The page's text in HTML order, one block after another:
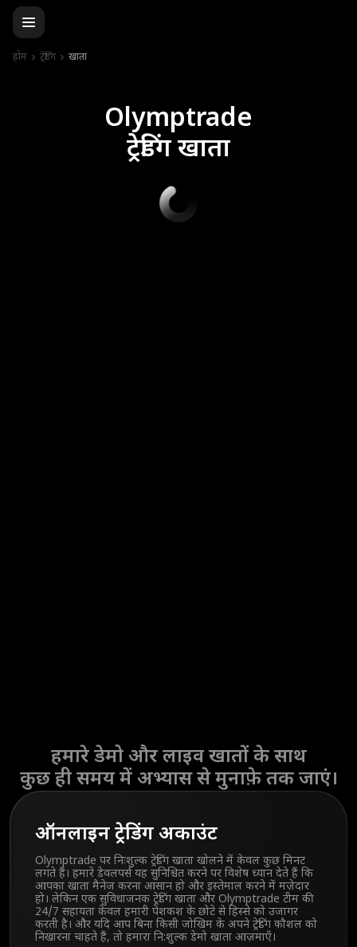
होम ट्रेडिंग खाता
Olymptrade
ट्रेडिंग खाता
हमारे डेमो और लाइव खातों के साथ
कुछ ही समय में अभ्यास से मुनाफ़े तक जाएं।
ऑनलाइन ट्रेडिंग अकाउंट
Olymptrade पर निःशुल्क ट्रेडिंग खाता खोलने में केवल कुछ मिनट
लगते हैं। हमारे डेवलपर्स यह सुनिश्चित करने पर विशेष ध्यान देते हैं कि
आपका खाता मैनेज करना आसान हो और इस्तेमाल करने में मज़ेदार
हो। लेकिन एक सुविधाजनक ट्रेडिंग खाता और Olymptrade टीम की
24/7 सहायता केवल हमारी पेशकश के छोटे से हिस्से को उजागर
करती है। और यदि आप बिना किसी जोखिम के अपने ट्रेडिंग कौशल को
निखारना चाहते हैं, तो हमारा नि:शुल्क डेमो खाता आज़माएँ।